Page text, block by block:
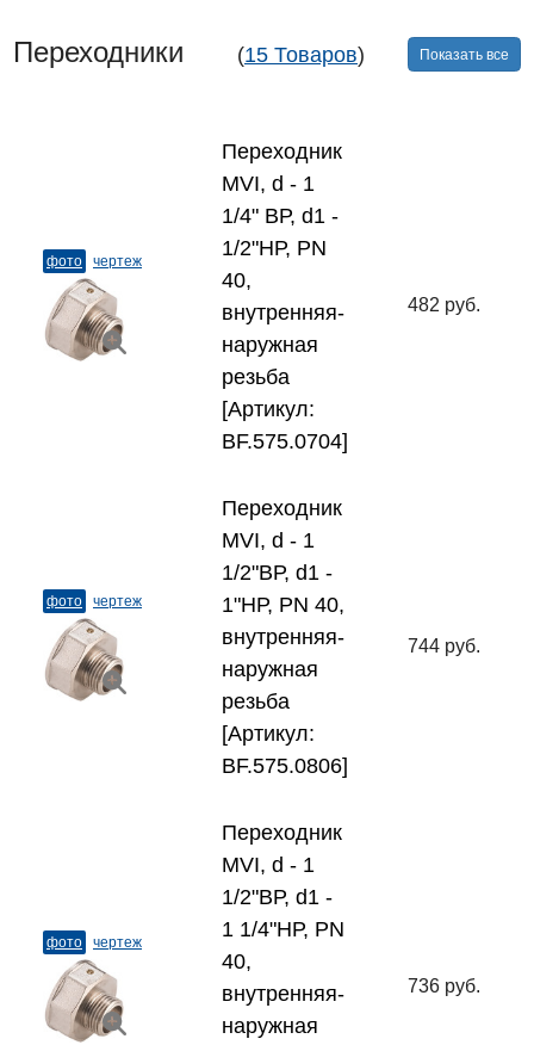
Переходники (15 Товаров) Показать все
фото чертеж
Переходник
MVI, d - 1
1/4" ВР, d1 -
1/2"НР, PN
40,
внутренняя-
наружная
резьба
[Артикул:
BF.575.0704]
482 руб.
фото чертеж
Переходник
MVI, d - 1
1/2"ВР, d1 -
1"НР, PN 40,
внутренняя-
наружная
резьба
[Артикул:
BF.575.0806]
744 руб.
фото чертеж
Переходник
MVI, d - 1
1/2"ВР, d1 -
1 1/4"НР, PN
40,
внутренняя-
наружная
736 руб.